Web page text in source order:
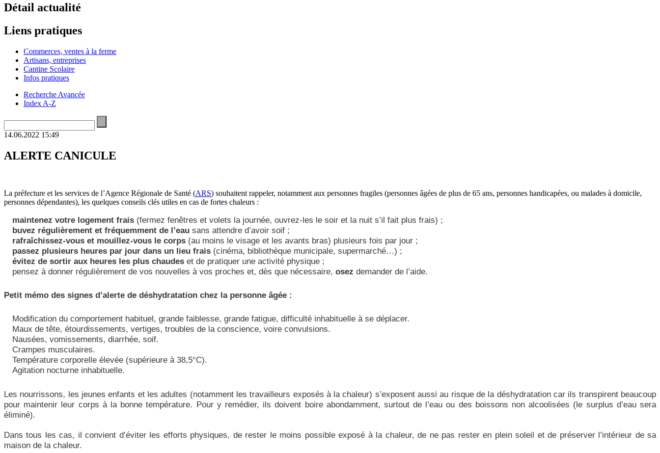
Détail actualité
Liens pratiques
Commerces, ventes à la ferme
Artisans, entreprises
Cantine Scolaire
Infos pratiques
Recherche Avancée
Index A-Z
14.06.2022 15:49
ALERTE CANICULE
La préfecture et les services de l’Agence Régionale de Santé (ARS) souhaitent rappeler, notamment aux personnes fragiles (personnes âgées de plus de 65 ans, personnes handicapées, ou malades à domicile,
personnes dépendantes), les quelques conseils clés utiles en cas de fortes chaleurs :
maintenez votre logement frais (fermez fenêtres et volets la journée, ouvrez-les le soir et la nuit s’il fait plus frais) ;
buvez régulièrement et fréquemment de l’eau sans attendre d’avoir soif ;
rafraîchissez-vous et mouillez-vous le corps (au moins le visage et les avants bras) plusieurs fois par jour ;
passez plusieurs heures par jour dans un lieu frais (cinéma, bibliothèque municipale, supermarché…) ;
évitez de sortir aux heures les plus chaudes et de pratiquer une activité physique ;
pensez à donner régulièrement de vos nouvelles à vos proches et, dès que nécessaire, osez demander de l’aide.
Petit mémo des signes d’alerte de déshydratation chez la personne âgée :
Modification du comportement habituel, grande faiblesse, grande fatigue, difficulté inhabituelle à se déplacer.
Maux de tête, étourdissements, vertiges, troubles de la conscience, voire convulsions.
Nausées, vomissements, diarrhée, soif.
Crampes musculaires.
Température corporelle élevée (supérieure à 38,5°C).
Agitation nocturne inhabituelle.
Les nourrissons, les jeunes enfants et les adultes (notamment les travailleurs exposés à la chaleur) s’exposent aussi au risque de la déshydratation car ils transpirent beaucoup
pour maintenir leur corps à la bonne température. Pour y remédier, ils doivent boire abondamment, surtout de l’eau ou des boissons non alcoolisées (le surplus d’eau sera
éliminé).
Dans tous les cas, il convient d’éviter les efforts physiques, de rester le moins possible exposé à la chaleur, de ne pas rester en plein soleil et de préserver l’intérieur de sa
maison de la chaleur.